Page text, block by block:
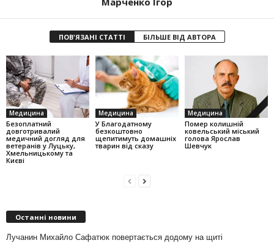
ПОВ'ЯЗАНІ СТАТТІ БІЛЬШЕ ВІД АВТОРА
Медицина
Безоплатний
довготривалий
медичний догляд для
ветеранів у Луцьку,
Хмельницькому та
Києві
Медицина
У Благодатному
безкоштовно
щепитимуть домашніх
тварин від сказу
Медицина
Помер колишній
ковельський міський
голова Ярослав
Шевчук
Останні новини
Лучанин Михайло Сафатюк повертається додому на щиті